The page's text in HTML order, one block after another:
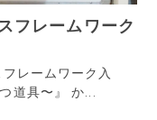
フレームワーク
レームワーク入
道具〜』 か...